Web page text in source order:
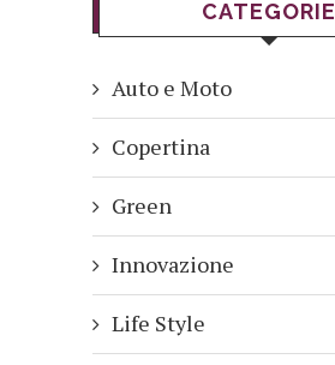
CATEGORIE
Auto e Moto
Copertina
Green
Innovazione
Life Style